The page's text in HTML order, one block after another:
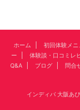
ホーム 初回体験メニ
ー
体験談・口コミレ
Q&A
ブログ 問合
インディバ 大阪あ